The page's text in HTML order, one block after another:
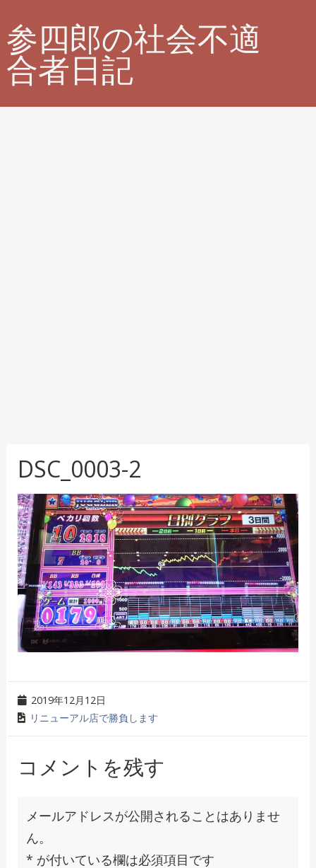
参四郎の社会不適
合者日記
DSC_0003-2
2019年12月12日
リニューアル店で勝負します
コメントを残す
メールアドレスが公開されることはありませ
ん。
* が付いている欄は必須項目です